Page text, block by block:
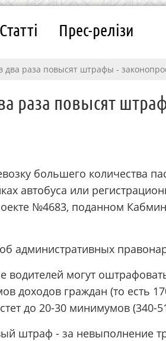
Статті Прес-релізи
два раза повысят штрафы -
раза повысят
большего количества
автобуса или
№4683, поданном
административных
водителей могут
доходов граждан (то есть
до 20-30 минимумов (340-
штраф - за невыполнение